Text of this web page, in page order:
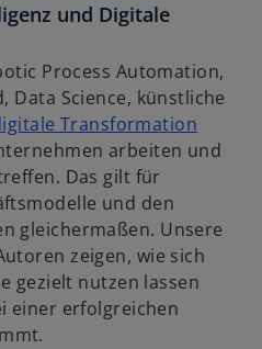
und Digitale
Process Automation,
Data Science, künstliche
Transformation
i
i
n
e
arbeiten und
Das gilt für
und den
gleichermaßen. Unsere
zeigen, wie sich
gezielt nutzen lassen
einer erfolgreichen